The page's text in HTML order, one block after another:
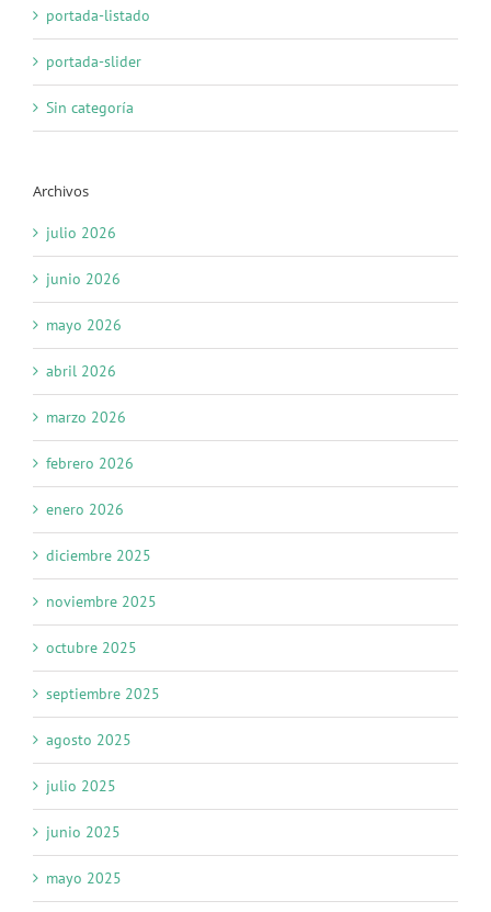
portada-listado
portada-slider
Sin categoría
Archivos
julio 2026
junio 2026
mayo 2026
abril 2026
marzo 2026
febrero 2026
enero 2026
diciembre 2025
noviembre 2025
octubre 2025
septiembre 2025
agosto 2025
julio 2025
junio 2025
mayo 2025